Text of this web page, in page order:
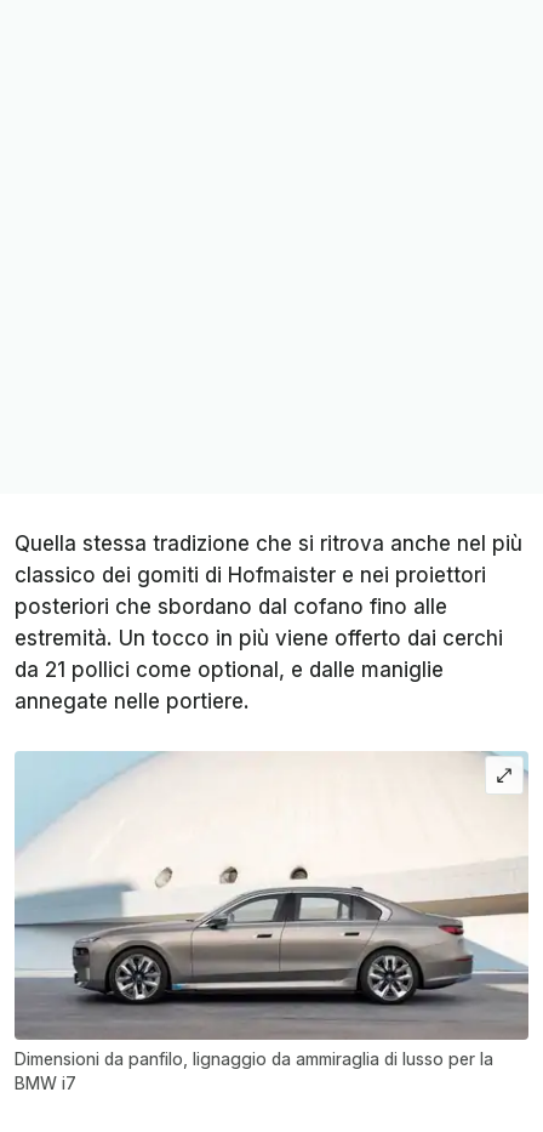
Quella stessa tradizione che si ritrova anche nel più
classico dei gomiti di Hofmaister e nei proiettori
posteriori che sbordano dal cofano fino alle
estremità. Un tocco in più viene offerto dai cerchi
da 21 pollici come optional, e dalle maniglie
annegate nelle portiere.
Dimensioni da panfilo, lignaggio da ammiraglia di lusso per la
BMW i7